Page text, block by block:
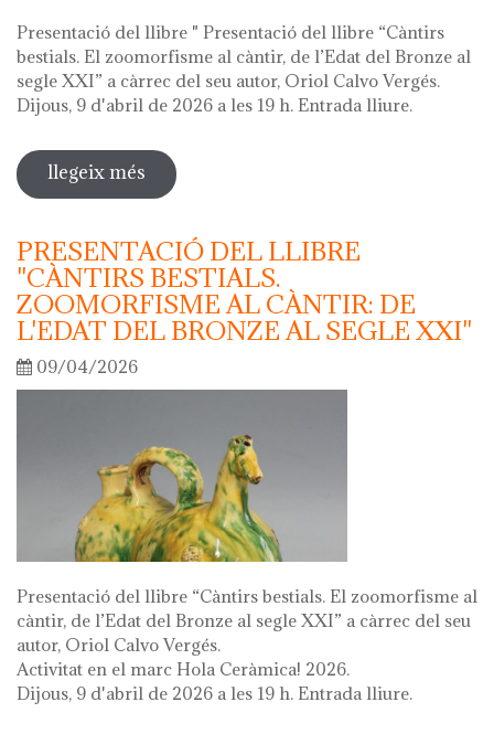
Presentació del llibre " Presentació del llibre “Càntirs
bestials. El zoomorfisme al càntir, de l’Edat del Bronze al
segle XXI” a càrrec del seu autor, Oriol Calvo Vergés.
Dijous, 9 d'abril de 2026 a les 19 h. Entrada lliure.
llegeix més sobre hola ceràmica! 2026
PRESENTACIÓ DEL LLIBRE
"CÀNTIRS BESTIALS.
ZOOMORFISME AL CÀNTIR: DE
L'EDAT DEL BRONZE AL SEGLE XXI"
09/04/2026
Presentació del llibre “Càntirs bestials. El zoomorfisme al
càntir, de l’Edat del Bronze al segle XXI” a càrrec del seu
autor, Oriol Calvo Vergés.
Activitat en el marc Hola Ceràmica! 2026.
Dijous, 9 d'abril de 2026 a les 19 h. Entrada lliure.